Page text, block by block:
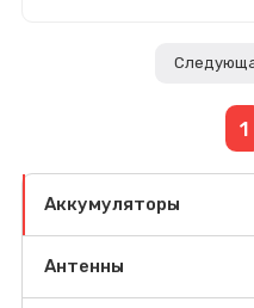
1
Аккумуляторы
Антенны